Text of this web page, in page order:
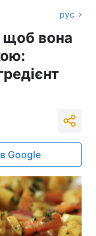
рус
щоб вона
Google